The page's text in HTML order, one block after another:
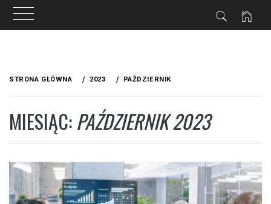
STRONA GŁÓWNA 2023 PAŹDZIERNIK
MIESIĄC:PAŹDZIERNIK 2023